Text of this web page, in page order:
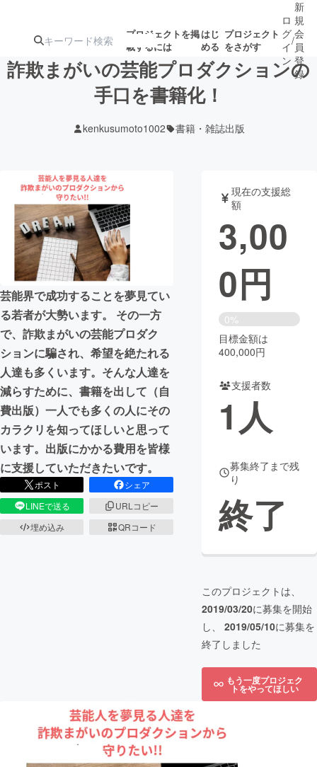
プロジェクトを掲
載するには
はじ
める
プロジェクト
をさがす
ターン
ジェクト
募集終了が近いプ
ロジェクト
アート・写真 音楽
テクノロジー・ガジェット ゲーム・サ
映像・映画 書籍・雑誌
ビジネス・起業 チャレンジ
まちづくり・地域活性化
CAMPFIRE for Social Good
CAMPFIRE Creation
CAMPFIREふるさと納税machi-ya コミュニティ
ロ
グ
イ
ン
/
新
規
会
員
登
録
詐欺まがいの芸能プロダクションの
手口を書籍化！
kenkusumoto1002 書籍・雑誌出版
芸能界で成功することを夢見てい
る若者が大勢います。 その一方
で、詐欺まがいの芸能プロダク
ションに騙され、希望を絶たれる
人達も多くいます。そんな人達を
減らすために、書籍を出して（自
費出版）一人でも多くの人にその
カラクリを知ってほしいと思って
います。出版にかかる費用を皆様
に支援していただきたいです。
ポスト
シェア
LINEで送る
URLコピー
埋め込み
QRコード
現在の支援総
額
3,00
0円
0%
目標金額は
400,000円
支援者数
1人
募集終了まで残
り
終了
このプロジェクトは、
2019/03/20に募集を開始
し、 2019/05/10に募集を
終了しました
もう一度プロジェク
トをやってほしい